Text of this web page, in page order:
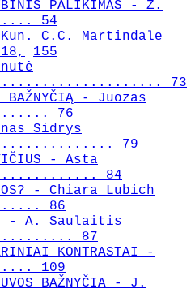
PALIKIMAS - Z.
54
Kun. C.C. Martindale
155
73
- Juozas
76
Sidrys
79
- Asta
84
- Chiara Lubich
86
- A. Saulaitis
87
KONTRASTAI -
109
BAŽNYČIA - J.